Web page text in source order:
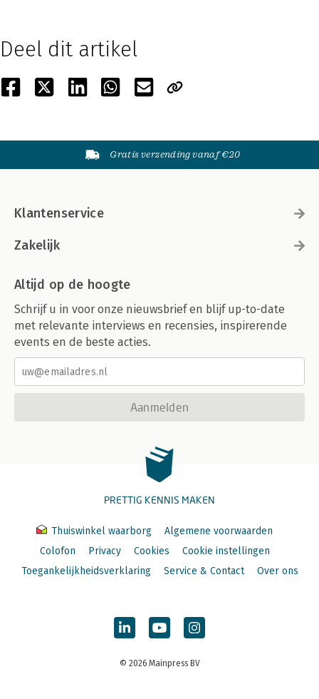
Deel dit artikel
Gratis verzending vanaf €20
Klantenservice
Zakelijk
Altijd op de hoogte
Schrijf u in voor onze nieuwsbrief en blijf up-to-date
met relevante interviews en recensies, inspirerende
events en de beste acties.
Aanmelden
PRETTIG KENNIS MAKEN
Thuiswinkel waarborg
Algemene voorwaarden
Colofon
Privacy Cookies
Cookie instellingen
Toegankelijkheidsverklaring
Service & Contact Over ons
© 2026 Mainpress BV